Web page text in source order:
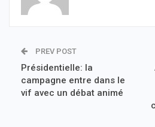
PREV POST
Présidentielle: la
campagne entre dans le
vif avec un débat animé